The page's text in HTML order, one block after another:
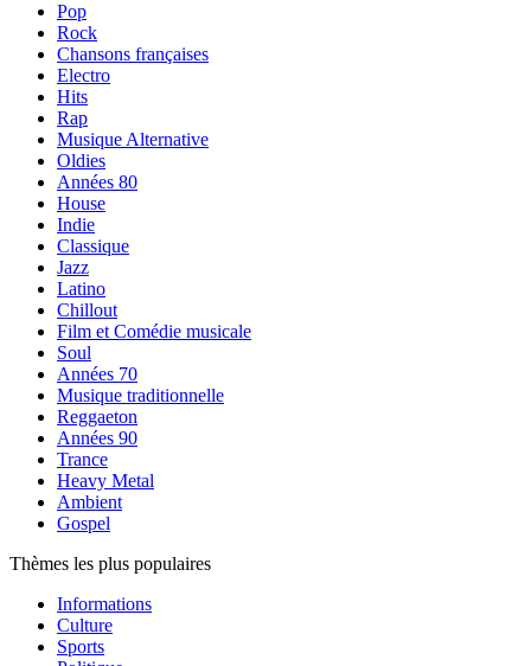
Pop
Rock
Chansons françaises
Electro
Hits
Rap
Musique Alternative
Oldies
Années 80
House
Indie
Classique
Jazz
Latino
Chillout
Film et Comédie musicale
Soul
Années 70
Musique traditionnelle
Reggaeton
Années 90
Trance
Heavy Metal
Ambient
Gospel
Thèmes les plus populaires
Informations
Culture
Sports